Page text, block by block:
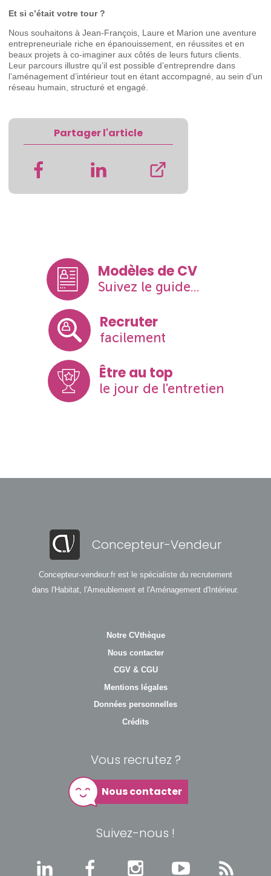
Et si c’était votre tour ?
Nous souhaitons à Jean-François, Laure et Marion une aventure
entrepreneuriale riche en épanouissement, en réussites et en
beaux projets à co-imaginer aux côtés de leurs futurs clients.
Leur parcours illustre qu’il est possible d’entreprendre dans
l’aménagement d’intérieur tout en étant accompagné, au sein d’un
réseau humain, structuré et engagé.
Partager l'article
Modèles de CV
Suivez le guide...
Recruter
facilement
Être au top
le jour de l'entretien
Concepteur-Vendeur
Concepteur-vendeur.fr est le spécialiste du recrutement
dans l'Habitat, l'Ameublement et l'Aménagement d'Intérieur.
Notre CVthèque
Nous contacter
CGV & CGU
Mentions légales
Données personnelles
Crédits
Vous recrutez ?
Nous contacter
Suivez-nous !